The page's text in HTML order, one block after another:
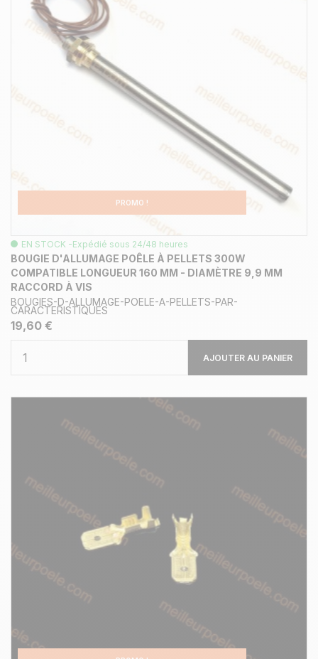
PROMO !
EN STOCK -Expédié sous 24/48 heures
BOUGIE D'ALLUMAGE POÊLE À PELLETS 300W
COMPATIBLE LONGUEUR 160 MM - DIAMÈTRE 9,9 MM
RACCORD À VIS
BOUGIES-D-ALLUMAGE-POELE-A-PELLETS-PAR-
CARACTERISTIQUES
19,60 €
AJOUTER AU PANIER